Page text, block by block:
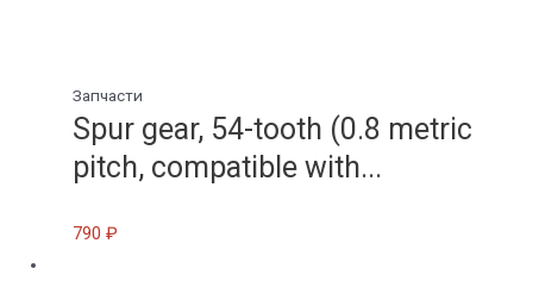
Запчасти
Spur gear, 54-tooth (0.8 metric
pitch, compatible with...
790₽